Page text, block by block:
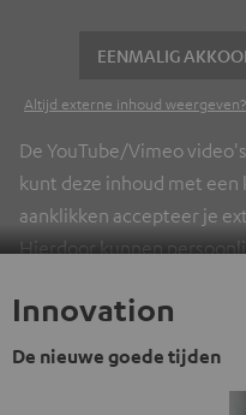
EENMALIG
Altijd externe inhoud
De YouTube/Vimeo
kunt deze inhoud met
aanklikken accepteer je
Hierdoor kunnen
onsprivacybeleid.
Innovation
De nieuwe goede tijden